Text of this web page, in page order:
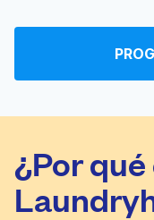
Ding Ho
¿Por